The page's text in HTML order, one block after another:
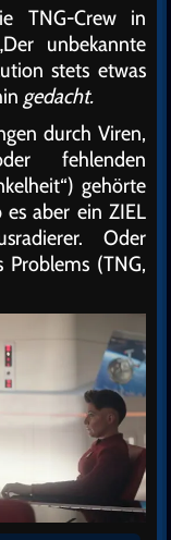
TNG-Crew in
unbekannte
stets etwas
gedacht.
durch Viren,
fehlenden
gehörte
aber ein ZIEL
Oder
(TNG,